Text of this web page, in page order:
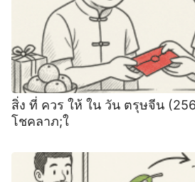
สิ่ง ที่ ควร ให้ ใน วัน ตรุษจีน
โชคลาภ;ใ